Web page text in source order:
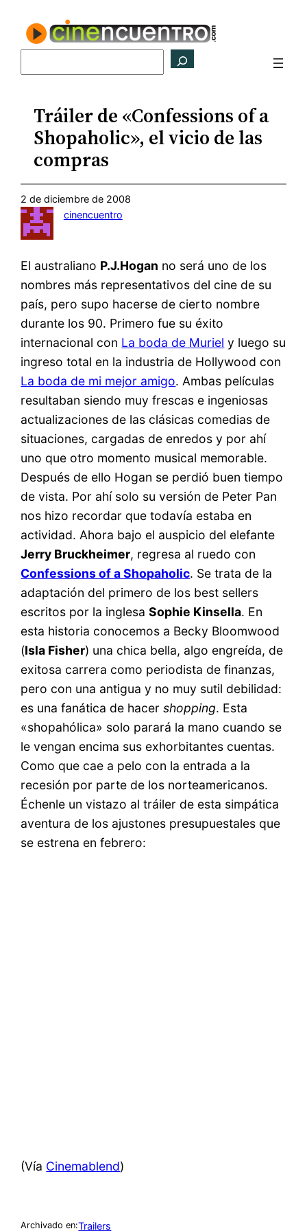
contenido
Tráiler de «Confessions of a
Shopaholic», el vicio de las
compras
2 de diciembre de 2008
cinencuentro
El australiano P.J.Hogan no será uno de los
nombres más representativos del cine de su
país, pero supo hacerse de cierto nombre
durante los 90. Primero fue su éxito
internacional con La boda de Muriel y luego su
ingreso total en la industria de Hollywood con
La boda de mi mejor amigo. Ambas películas
resultaban siendo muy frescas e ingeniosas
actualizaciones de las clásicas comedias de
situaciones, cargadas de enredos y por ahí
uno que otro momento musical memorable.
Después de ello Hogan se perdió buen tiempo
de vista. Por ahí solo su versión de Peter Pan
nos hizo recordar que todavía estaba en
actividad. Ahora bajo el auspicio del elefante
Jerry Bruckheimer, regresa al ruedo con
Confessions of a Shopaholic. Se trata de la
adaptación del primero de los best sellers
escritos por la inglesaSophie Kinsella. En
esta historia conocemos a Becky Bloomwood
(Isla Fisher) una chica bella, algo engreída, de
exitosa carrera como periodista de finanzas,
pero con una antigua y no muy sutil debilidad:
es una fanática de hacershopping. Esta
«shopahólica» solo parará la mano cuando se
le vengan encima sus exhorbitantes cuentas.
Como que cae a pelo con la entrada a la
recesión por parte de los norteamericanos.
Échenle un vistazo al tráiler de esta simpática
aventura de los ajustones presupuestales que
se estrena en febrero:
(Vía Cinemablend)
Archivado en:Trailers